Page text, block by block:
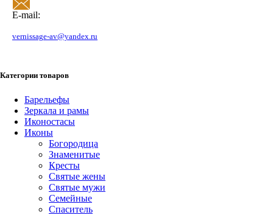
E-mail:
vernissage-av@yandex.ru
Категории товаров
Барельефы
Зеркала и рамы
Иконостасы
Иконы
Богородица
Знаменитые
Кресты
Святые жены
Святые мужи
Семейные
Спаситель